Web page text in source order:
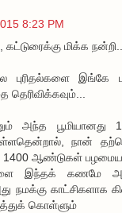
8:23 PM
மிக்க
புரிதல்களை இங்கே
அந்த பூமியானது
நான்
1400 ஆண்டுகள்
இந்தக் கணமே
நமக்கு காட்சிகளாக
கொள்ளும்